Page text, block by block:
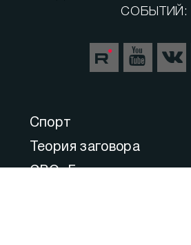
Спорт
Теория заговора
СВО. Герои
СОБЫТИЙ: